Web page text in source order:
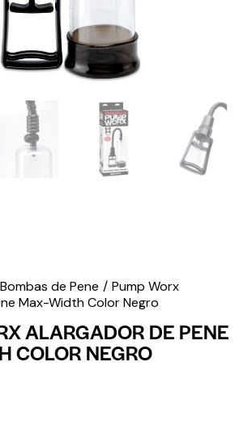
Bombas de Pene
Pump Worx
Max-Width Color Negro
ALARGADOR DE PENE
COLOR NEGRO